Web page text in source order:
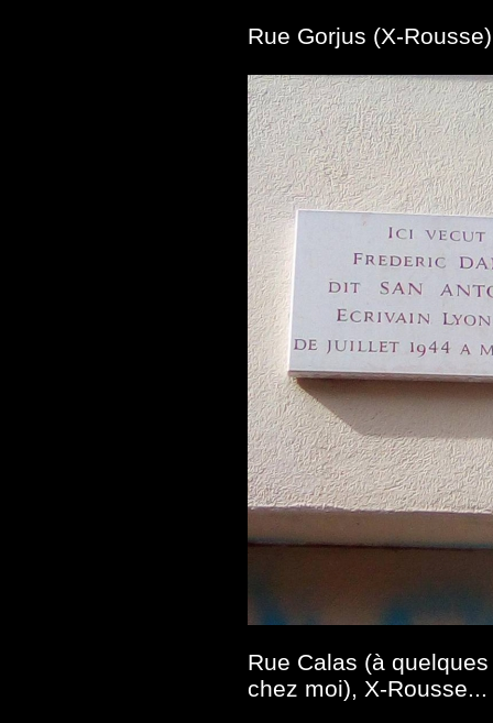
Rue Gorjus (X-
Rue Calas (à
chez moi), X-Rousse...